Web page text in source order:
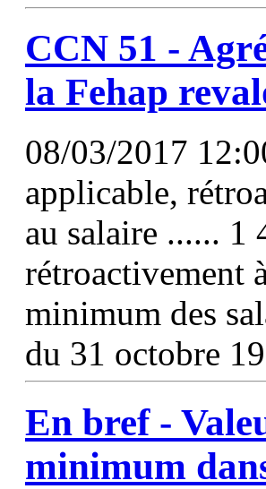
CCN 51 -
la Fehap
08/03/2017
applicable,
au salaire ...... 1
rétroactivement
minimum des
du 31 octobre
En bref -
minimum